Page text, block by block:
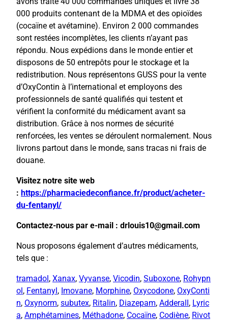
000 produits contenant de la MDMA et des opioïdes
(cocaïne et avétamine). Environ 2 000 commandes
sont restées incomplètes, les clients n’ayant pas
répondu. Nous expédions dans le monde entier et
disposons de 50 entrepôts pour le stockage et la
redistribution. Nous représentons GUSS pour la vente
d’OxyContin à l’international et employons des
professionnels de santé qualifiés qui testent et
vérifient la conformité du médicament avant sa
distribution. Grâce à nos normes de sécurité
renforcées, les ventes se déroulent normalement. Nous
livrons partout dans le monde, sans tracas ni frais de
douane.
Visitez notre site web
: https://pharmaciedeconfiance.fr/product/acheter-
du-fentanyl/
Contactez-nous par e-mail : drlouis10@gmail.com
Nous proposons également d’autres médicaments,
tels que :
tramadol , Xanax, Vyvanse, Vicodin, Suboxone, Rohypn
ol , Fentanyl , Imovane, Morphine, Oxycodone, OxyConti
n, Oxynorm, subutex, Ritalin, Diazepam, Adderall , Lyric
a, Amphétamines, Méthadone, Cocaïne, Codiène, Rivot